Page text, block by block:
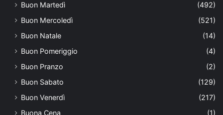
Buon Martedì
(492)
Buon Mercoledì
(521)
Buon Natale
(14)
Buon Pomeriggio
(4)
Buon Pranzo
(2)
Buon Sabato
(129)
Buon Venerdì
(217)
Buona Cena
(1)